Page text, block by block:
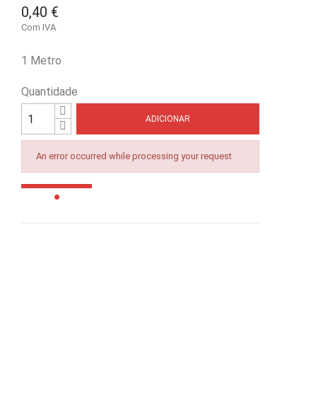
0,40 €
Com IVA
1 Metro
Quantidade
ADICIONAR
An error occurred while processing your request